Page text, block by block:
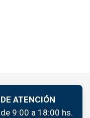
ATENCIÓN
9:00 a 18:00 hs.